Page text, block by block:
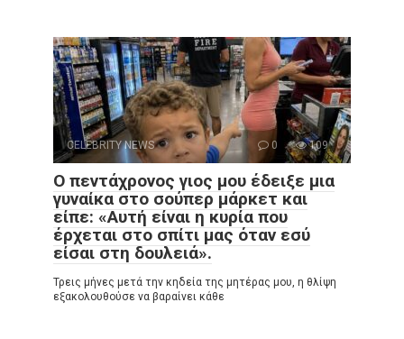
CELEBRITY NEWS 0 109
Ο πεντάχρονος γιος μου έδειξε μια
γυναίκα στο σούπερ μάρκετ και
είπε: «Αυτή είναι η κυρία που
έρχεται στο σπίτι μας όταν εσύ
είσαι στη δουλειά».
Τρεις μήνες μετά την κηδεία της μητέρας μου, η θλίψη
εξακολουθούσε να βαραίνει κάθε